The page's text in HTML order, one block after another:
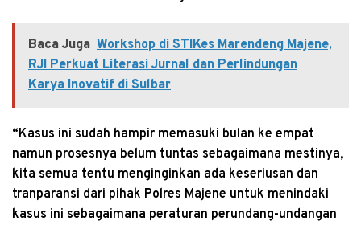
Baca Juga Workshop di STIKes Marendeng Majene,
RJI Perkuat Literasi Jurnal dan Perlindungan
Karya Inovatif di Sulbar
“Kasus ini sudah hampir memasuki bulan ke empat
namun prosesnya belum tuntas sebagaimana mestinya,
kita semua tentu menginginkan ada keseriusan dan
tranparansi dari pihak Polres Majene untuk menindaki
kasus ini sebagaimana peraturan perundang-undangan